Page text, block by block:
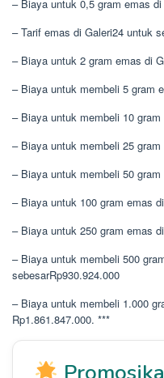
– Biaya untuk 0,5 gram emas
– Tarif emas di Galeri24 untuk
– Biaya untuk 2 gram emas di
– Biaya untuk membeli 5 gram
– Biaya untuk membeli 10
– Biaya untuk membeli 25
– Biaya untuk membeli 50
– Biaya untuk 100 gram emas
– Biaya untuk 250 gram emas
– Biaya untuk membeli 500
sebesarRp930.924.000
– Biaya untuk membeli 1.000
Rp1.861.847.000. ***